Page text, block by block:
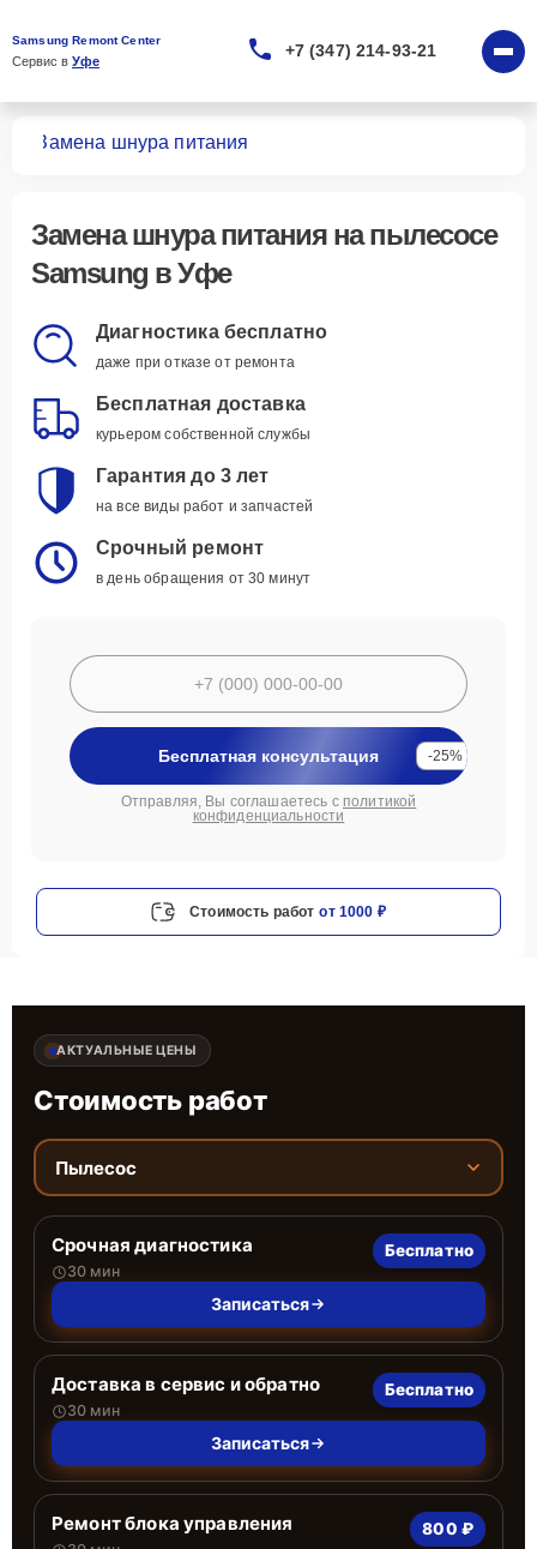
Samsung Remont Center
Сервис в Уфе
+7 (347) 214-93-21
Замена шнура питания
Замена шнура питанияна пылесосе
Samsung в Уфе
Диагностика бесплатно
даже при отказе от ремонта
Бесплатная доставка
курьером собственной службы
Гарантия до 3 лет
на все виды работ и запчастей
Срочный ремонт
в день обращения от 30 минут
Бесплатная консультация -25%
Отправляя, Вы соглашаетесь с политикой
конфиденциальности
Стоимость работ от 1000 ₽
АКТУАЛЬНЫЕ ЦЕНЫ
Стоимость работ
Пылесос
Срочная диагностика
30 мин
Бесплатно
Записаться
Доставка в сервис и обратно
30 мин
Бесплатно
Записаться
Ремонт блока управления 800 ₽